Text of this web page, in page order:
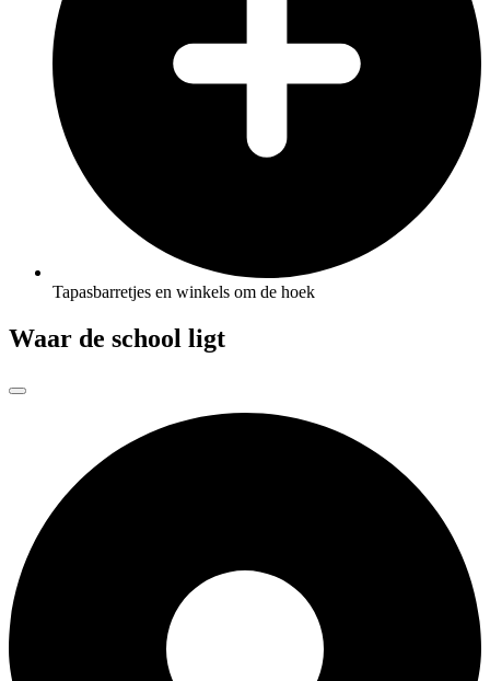
Tapasbarretjes en winkels om de hoek
Waar de school ligt